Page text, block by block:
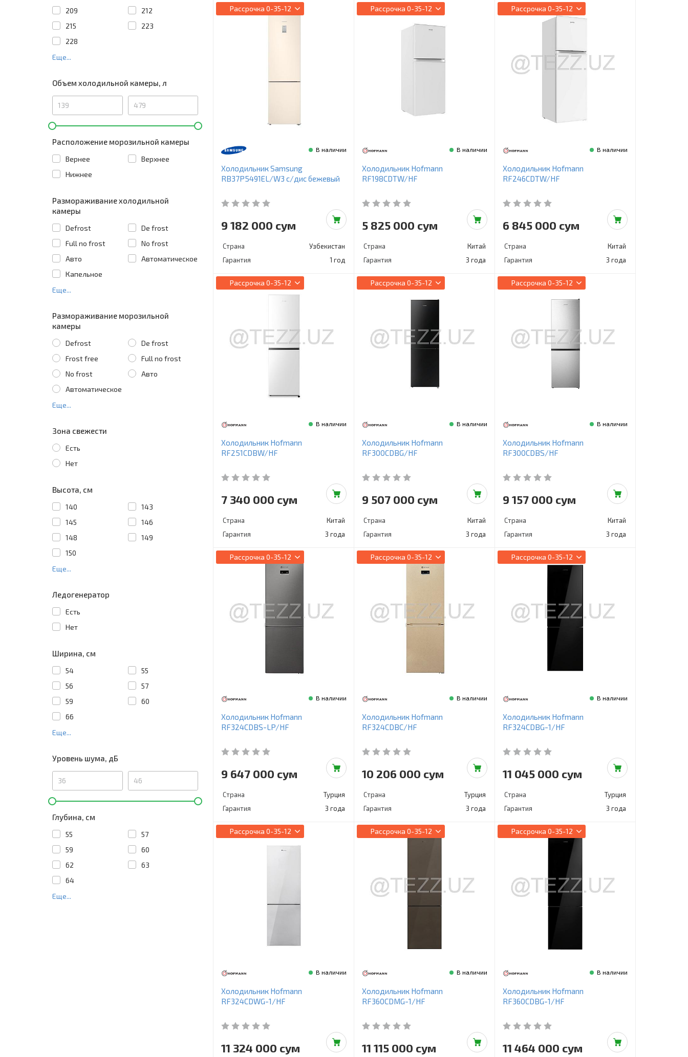
209
212
215
223
228
Еще...
Объем холодильной камеры, л
Расположение морозильной камеры
Вернее
Верхнее
Нижнее
Размораживание холодильной
камеры
Defrost
De frost
Full no frost
No frost
Авто
Автоматическое
Капельное
Еще...
Размораживание морозильной
камеры
Defrost
De frost
Frost free
Full no frost
No frost
Авто
Автоматическое
Еще...
Зона свежести
Есть
Нет
Высота, см
140
143
145
146
148
149
150
Еще...
Ледогенератор
Есть
Нет
Ширина, см
54
55
56
57
59
60
66
Еще...
Уровень шума, дБ
Глубина, см
55
57
59
60
62
63
64
Еще...
Рассрочка 0-35-12
В наличии
Холодильник Samsung
RB37P5491EL/W3 с/дис бежевый
9 182 000 сум
Страна
Узбекистан
Гарантия
1 год
Рассрочка 0-35-12
В наличии
Холодильник Hofmann
RF198CDTW/HF
5 825 000 сум
Страна
Китай
Гарантия
3 года
Рассрочка 0-35-12
В наличии
Холодильник Hofmann
RF246CDTW/HF
6 845 000 сум
Страна
Китай
Гарантия
3 года
Рассрочка 0-35-12
В наличии
Холодильник Hofmann
RF251CDBW/HF
7 340 000 сум
Страна
Китай
Гарантия
3 года
Рассрочка 0-35-12
В наличии
Холодильник Hofmann
RF300CDBG/HF
9 507 000 сум
Страна
Китай
Гарантия
3 года
Рассрочка 0-35-12
В наличии
Холодильник Hofmann
RF300CDBS/HF
9 157 000 сум
Страна
Китай
Гарантия
3 года
Рассрочка 0-35-12
В наличии
Холодильник Hofmann
RF324CDBS-LP/HF
9 647 000 сум
Страна
Турция
Гарантия
3 года
Рассрочка 0-35-12
В наличии
Холодильник Hofmann
RF324CDBC/HF
10 206 000 сум
Страна
Турция
Гарантия
3 года
Рассрочка 0-35-12
В наличии
Холодильник Hofmann
RF324CDBG-1/HF
11 045 000 сум
Страна
Турция
Гарантия
3 года
Рассрочка 0-35-12
В наличии
Холодильник Hofmann
RF324CDWG-1/HF
11 324 000 сум
Рассрочка 0-35-12
В наличии
Холодильник Hofmann
RF360CDMG-1/HF
11 115 000 сум
Рассрочка 0-35-12
В наличии
Холодильник Hofmann
RF360CDBG-1/HF
11 464 000 сум